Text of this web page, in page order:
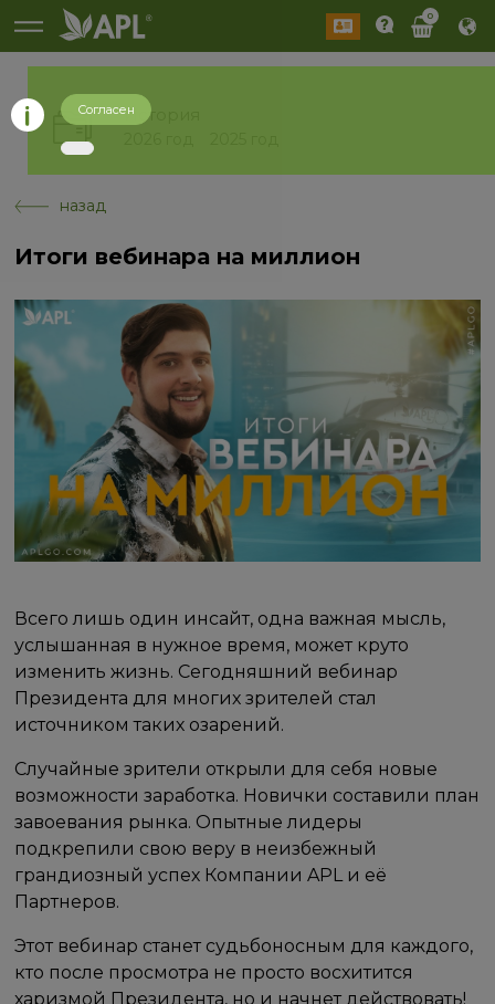
0
История
назад
Итоги вебинара на миллион
Всего лишь один инсайт, одна важная мысль,
услышанная в нужное время, может круто
изменить жизнь. Сегодняшний вебинар
Президента для многих зрителей стал
источником таких озарений.
Случайные зрители открыли для себя новые
возможности заработка. Новички составили план
завоевания рынка. Опытные лидеры
подкрепили свою веру в неизбежный
грандиозный успех Компании APL и её
Партнеров.
Этот вебинар станет судьбоносным для каждого,
кто после просмотра не просто восхитится
харизмой Президента, но и начнет действовать!
Согласен